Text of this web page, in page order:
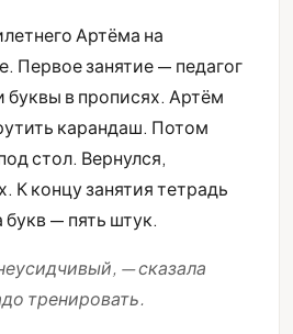
Артёма на
Первое занятие — педагог
буквы в прописях. Артём
карандаш. Потом
стол. Вернулся,
К концу занятия тетрадь
букв — пять штук.
— сказала
тренировать.